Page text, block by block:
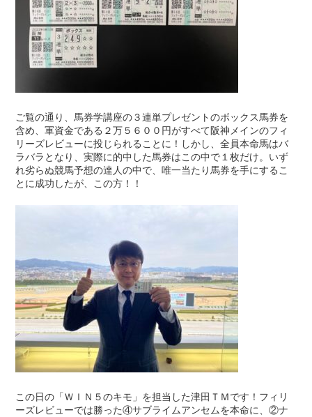
ご覧の通り、馬券学講座の３連単プレゼントのボックス馬券を
含め、軍資金である２万５６００円がすべて阪神メインのフィ
リーズレビューに投じられることに！しかし、全員本命馬はバ
ラバラとなり、実際に的中した馬券はこの中で１枚だけ。いず
れ劣らぬ競馬予想の達人の中で、唯一当たり馬券を手にするこ
とに成功したが、この方！！
この日の「ＷＩＮ５のキモ」を担当した津田ＴＭです！フィリ
ーズレビューでは勝った④サブライムアンセムを本命に、②ナ